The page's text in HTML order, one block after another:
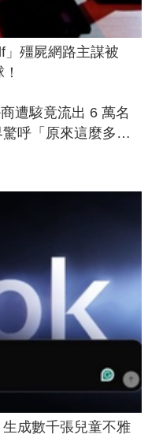
」殭屍網路主謀被
商遭駭竟流出 6 萬名
呼「原來這麼多人
成數千張兒童不雅